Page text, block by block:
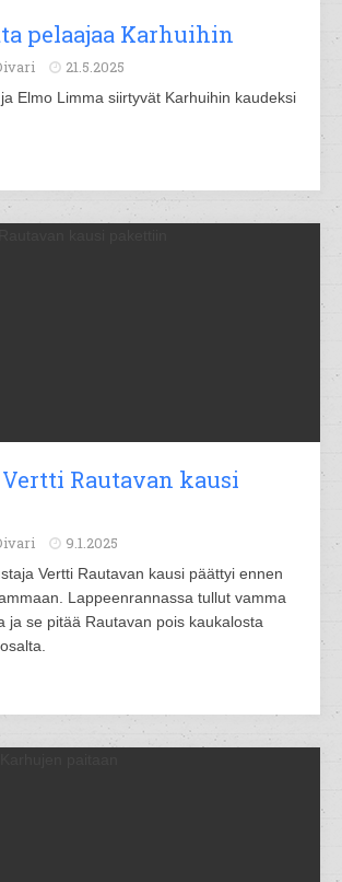
pelaajaa Karhuihin
21.5.2025
Elmo Limma siirtyvät Karhuihin kaudeksi
Rautavan kausi
9.1.2025
Vertti Rautavan kausi päättyi ennen
Lappeenrannassa tullut vamma
ja se pitää Rautavan pois kaukalosta